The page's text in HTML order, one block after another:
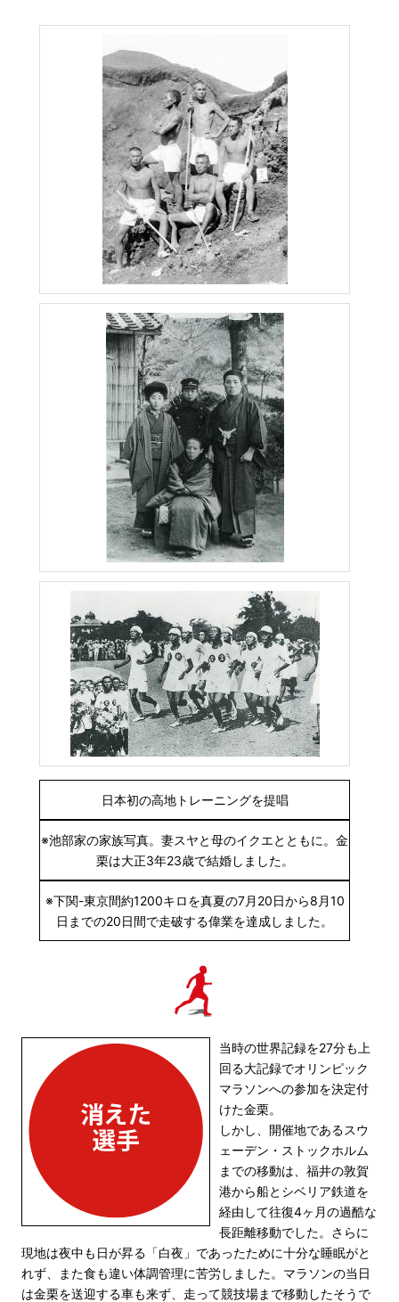
日本初の高地トレーニングを提唱
※池部家の家族写真。妻スヤと母のイクエとともに。金
栗は大正3年23歳で結婚しました。
※下関-東京間約1200キロを真夏の7月20日から8月10
日までの20日間で走破する偉業を達成しました。
当時の世界記録を27分も上
回る大記録でオリンピック
マラソンへの参加を決定付
けた金栗。
しかし、開催地であるスウ
ェーデン・ストックホルム
までの移動は、福井の敦賀
港から船とシベリア鉄道を
経由して往復4ヶ月の過酷な
長距離移動でした。さらに
現地は夜中も日が昇る「白夜」であったために十分な睡眠がと
れず、また食も違い体調管理に苦労しました。マラソンの当日
は金栗を送迎する車も来ず、走って競技場まで移動したそうで